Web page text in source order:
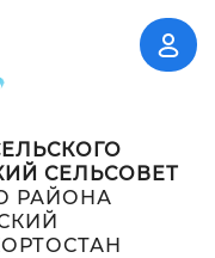
СЕЛЬСОВЕТ
РАЙОНА